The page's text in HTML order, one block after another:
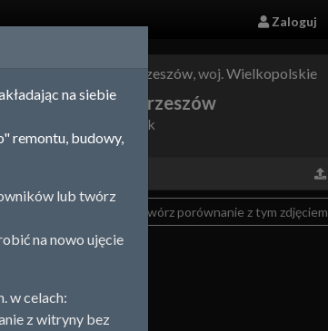
Zaloguj
Ostrzeszów, woj.Wielkopolskie
Ostrzeszów
Rynek
Utwórz porównanie z tym zdjęciem
na siebie
remontu, budowy,
lub twórz
na nowo ujęcie
w celach:
z witryny bez